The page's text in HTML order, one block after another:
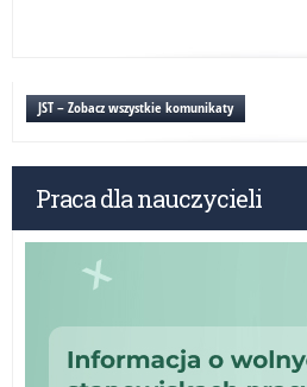
JST – Zobacz wszystkie komunikaty
Praca dla nauczycieli